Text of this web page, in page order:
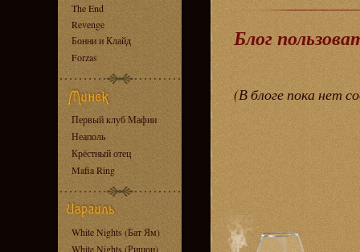
The End
Revenge
Бонни и Клайд
Forzas
Первый клуб Мафии
Неаполь
Крёстный отец
Mafia Ring
White Nights (Бат Ям)
White Nights (Ришон)
Блог
(В блоге пока нет